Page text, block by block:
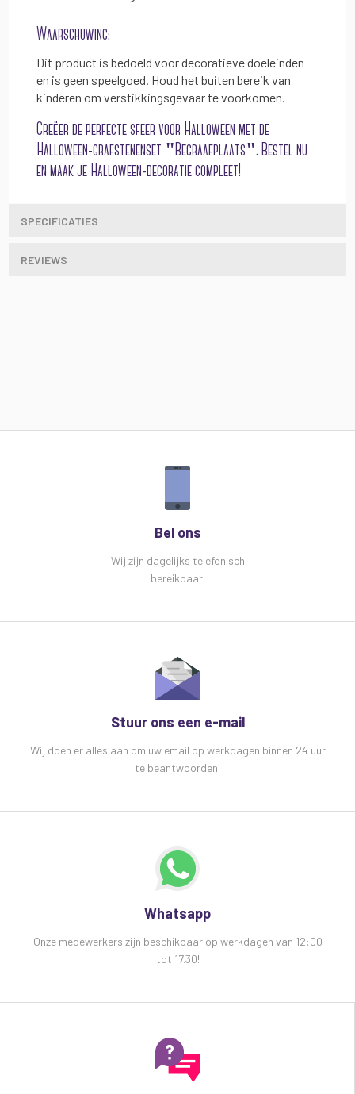
Waarschuwing:
Dit product is bedoeld voor decoratieve doeleinden
en is geen speelgoed. Houd het buiten bereik van
kinderen om verstikkingsgevaar te voorkomen.
Creëer de perfecte sfeer voor Halloween met de
Halloween-grafstenenset "Begraafplaats". Bestel nu
en maak je Halloween-decoratie compleet!
SPECIFICATIES
REVIEWS
Bel ons
Wij zijn dagelijks telefonisch
bereikbaar.
Stuur ons een e-mail
Wij doen er alles aan om uw email op werkdagen binnen 24 uur
te beantwoorden.
Whatsapp
Onze medewerkers zijn beschikbaar op werkdagen van 12:00
tot 17.30!